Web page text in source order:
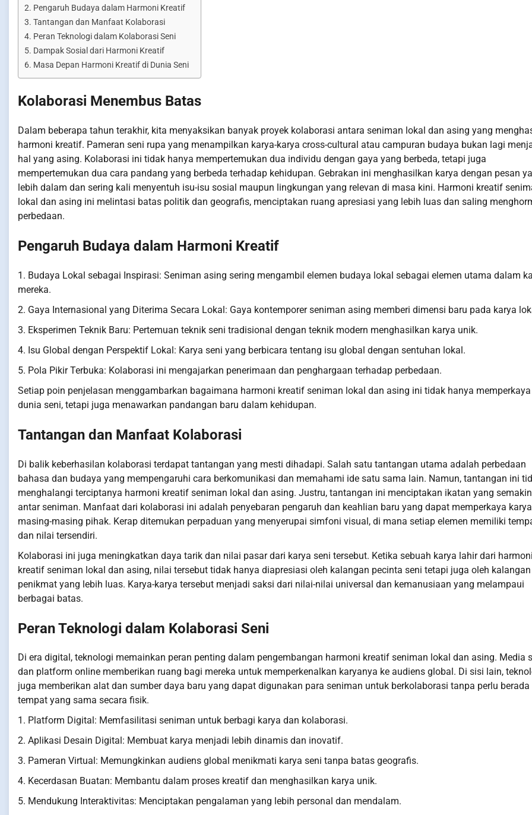
Pengaruh Budaya dalam Harmoni Kreatif
Tantangan dan Manfaat Kolaborasi
Peran Teknologi dalam Kolaborasi Seni
Dampak Sosial dari Harmoni Kreatif
Masa Depan Harmoni Kreatif di Dunia Seni
Kolaborasi Menembus Batas
Dalam beberapa tahun terakhir, kita menyaksikan banyak proyek kolaborasi antara seniman lokal dan asing yang
harmoni kreatif. Pameran seni rupa yang menampilkan karya-karya cross-cultural atau campuran budaya bukan lagi
hal yang asing. Kolaborasi ini tidak hanya mempertemukan dua individu dengan gaya yang berbeda, tetapi juga
mempertemukan dua cara pandang yang berbeda terhadap kehidupan. Gebrakan ini menghasilkan karya dengan pesan
lebih dalam dan sering kali menyentuh isu-isu sosial maupun lingkungan yang relevan di masa kini. Harmoni kreatif
lokal dan asing ini melintasi batas politik dan geografis, menciptakan ruang apresiasi yang lebih luas dan saling
perbedaan.
Pengaruh Budaya dalam Harmoni Kreatif
1. Budaya Lokal sebagai Inspirasi: Seniman asing sering mengambil elemen budaya lokal sebagai elemen utama dalam
mereka.
2. Gaya Internasional yang Diterima Secara Lokal: Gaya kontemporer seniman asing memberi dimensi baru pada karya
3. Eksperimen Teknik Baru: Pertemuan teknik seni tradisional dengan teknik modern menghasilkan karya unik.
4. Isu Global dengan Perspektif Lokal: Karya seni yang berbicara tentang isu global dengan sentuhan lokal.
5. Pola Pikir Terbuka: Kolaborasi ini mengajarkan penerimaan dan penghargaan terhadap perbedaan.
Setiap poin penjelasan menggambarkan bagaimana harmoni kreatif seniman lokal dan asing ini tidak hanya memperkaya
dunia seni, tetapi juga menawarkan pandangan baru dalam kehidupan.
Tantangan dan Manfaat Kolaborasi
Di balik keberhasilan kolaborasi terdapat tantangan yang mesti dihadapi. Salah satu tantangan utama adalah perbedaan
bahasa dan budaya yang mempengaruhi cara berkomunikasi dan memahami ide satu sama lain. Namun, tantangan ini
menghalangi terciptanya harmoni kreatif seniman lokal dan asing. Justru, tantangan ini menciptakan ikatan yang
antar seniman. Manfaat dari kolaborasi ini adalah penyebaran pengaruh dan keahlian baru yang dapat memperkaya
masing-masing pihak. Kerap ditemukan perpaduan yang menyerupai simfoni visual, di mana setiap elemen memiliki
dan nilai tersendiri.
Kolaborasi ini juga meningkatkan daya tarik dan nilai pasar dari karya seni tersebut. Ketika sebuah karya lahir dari harmoni
kreatif seniman lokal dan asing, nilai tersebut tidak hanya diapresiasi oleh kalangan pecinta seni tetapi juga oleh kalangan
penikmat yang lebih luas. Karya-karya tersebut menjadi saksi dari nilai-nilai universal dan kemanusiaan yang melampaui
berbagai batas.
Peran Teknologi dalam Kolaborasi Seni
Di era digital, teknologi memainkan peran penting dalam pengembangan harmoni kreatif seniman lokal dan asing. Media
dan platform online memberikan ruang bagi mereka untuk memperkenalkan karyanya ke audiens global. Di sisi lain,
juga memberikan alat dan sumber daya baru yang dapat digunakan para seniman untuk berkolaborasi tanpa perlu berada
tempat yang sama secara fisik.
1. Platform Digital: Memfasilitasi seniman untuk berbagi karya dan kolaborasi.
2. Aplikasi Desain Digital: Membuat karya menjadi lebih dinamis dan inovatif.
3. Pameran Virtual: Memungkinkan audiens global menikmati karya seni tanpa batas geografis.
4. Kecerdasan Buatan: Membantu dalam proses kreatif dan menghasilkan karya unik.
5. Mendukung Interaktivitas: Menciptakan pengalaman yang lebih personal dan mendalam.